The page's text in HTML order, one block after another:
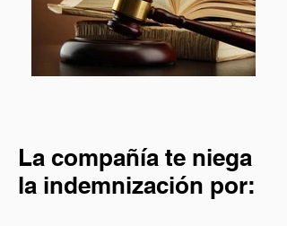
La compañía te niega
la indemnización por: